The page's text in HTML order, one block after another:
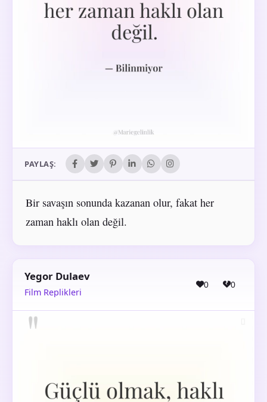
PAYLAŞ:
Bir savaşın sonunda kazanan olur, fakat her
zaman haklı olan değil.
Yegor Dulaev
Film Replikleri
0 0